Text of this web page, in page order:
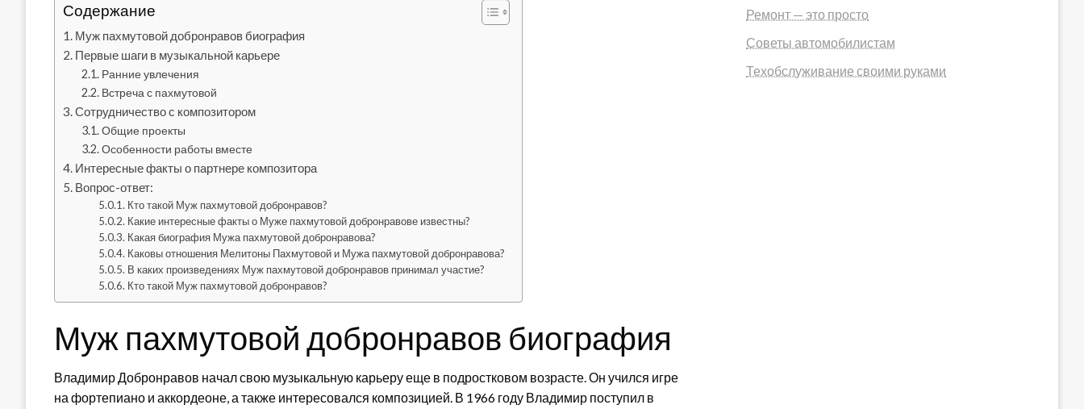
Содержание
Муж пахмутовой добронравов биография
Первые шаги в музыкальной карьере
Ранние увлечения
Встреча с пахмутовой
Сотрудничество с композитором
Общие проекты
Особенности работы вместе
Интересные факты о партнере композитора
Вопрос-ответ:
Кто такой Муж пахмутовой добронравов?
Какие интересные факты о Муже пахмутовой добронравове известны?
Какая биография Мужа пахмутовой добронравова?
Каковы отношения Мелитоны Пахмутовой и Мужа пахмутовой добронравова?
В каких произведениях Муж пахмутовой добронравов принимал участие?
Кто такой Муж пахмутовой добронравов?
Муж пахмутовой добронравов биография
Владимир Добронравов начал свою музыкальную карьеру еще в подростковом возрасте. Он учился игре
на фортепиано и аккордеоне, а также интересовался композицией. В 1966 году Владимир поступил в
Ремонт — это просто
Советы автомобилистам
Техобслуживание своими руками